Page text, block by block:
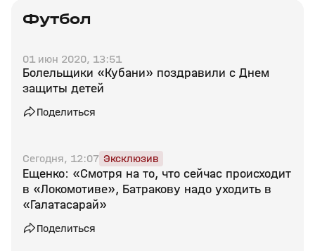
Футбол
01 июн 2020, 13:51
Болельщики «Кубани» поздравили с Днем
защиты детей
Поделиться
Сегодня, 12:07 Эксклюзив
Ещенко: «Смотря на то, что сейчас происходит
в «Локомотиве», Батракову надо уходить в
«Галатасарай»
Поделиться